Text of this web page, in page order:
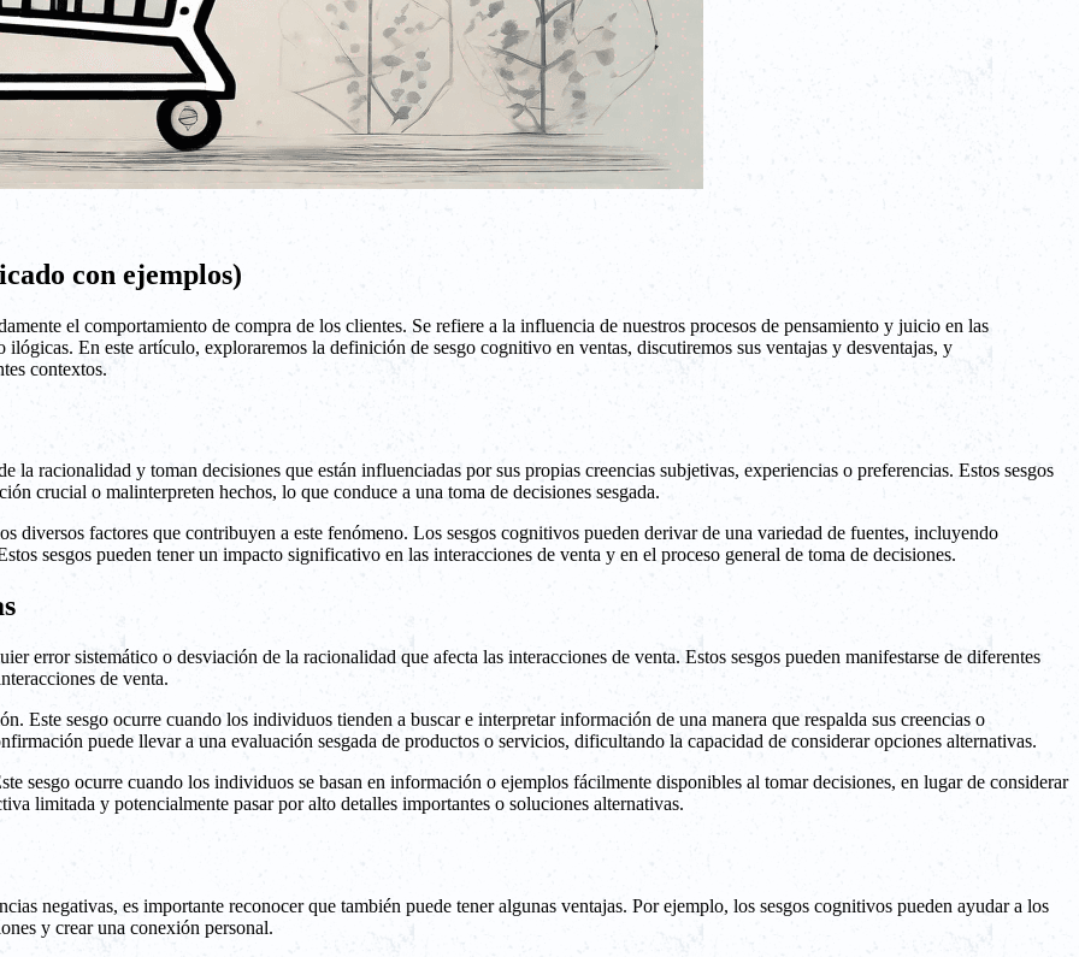
con ejemplos)
el comportamiento de compra de los clientes. Se refiere a la influencia de nuestros procesos de pensamiento y juicio en las
En este artículo, exploraremos la definición de sesgo cognitivo en ventas, discutiremos sus ventajas y desventajas, y
contextos.
racionalidad y toman decisiones que están influenciadas por sus propias creencias subjetivas, experiencias o preferencias. Estos sesgos
crucial o malinterpreten hechos, lo que conduce a una toma de decisiones sesgada.
diversos factores que contribuyen a este fenómeno. Los sesgos cognitivos pueden derivar de una variedad de fuentes, incluyendo
sesgos pueden tener un impacto significativo en las interacciones de venta y en el proceso general de toma de decisiones.
error sistemático o desviación de la racionalidad que afecta las interacciones de venta. Estos sesgos pueden manifestarse de diferentes
de venta.
Este sesgo ocurre cuando los individuos tienden a buscar e interpretar información de una manera que respalda sus creencias o
puede llevar a una evaluación sesgada de productos o servicios, dificultando la capacidad de considerar opciones alternativas.
sesgo ocurre cuando los individuos se basan en información o ejemplos fácilmente disponibles al tomar decisiones, en lugar de considerar
limitada y potencialmente pasar por alto detalles importantes o soluciones alternativas.
negativas, es importante reconocer que también puede tener algunas ventajas. Por ejemplo, los sesgos cognitivos pueden ayudar a los
y crear una conexión personal.